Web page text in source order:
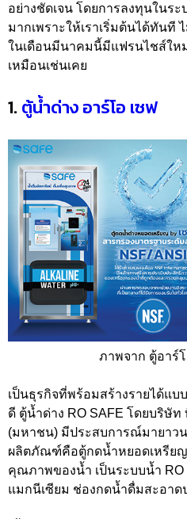
อย่างชัดเจน โดยการลงทุนในร
มากเพราะให้เราเริ่มต้นได้ทันที
ในเดือนมีนาคมนี้มีแฟรนไชส์ให
เหมือนเช่นเคย
1. ตู้น้ำด่าง อาร์โอ เซฟ
ภาพจาก ตู้อาร์
เป็นธุรกิจที่พร้อมสร้างรายได้แบ
ดี ตู้น้ำด่าง RO SAFE โดยบริษั
(มหาชน) มีประสบการณ์มายาว
ผลิตภัณฑ์คือตู้กดน้ำหยอดเหรียญ
คุณภาพของน้ำ เป็นระบบน้ำ RO
แมกนีเซียม ช่องกดน้ำดื่มสะอาด